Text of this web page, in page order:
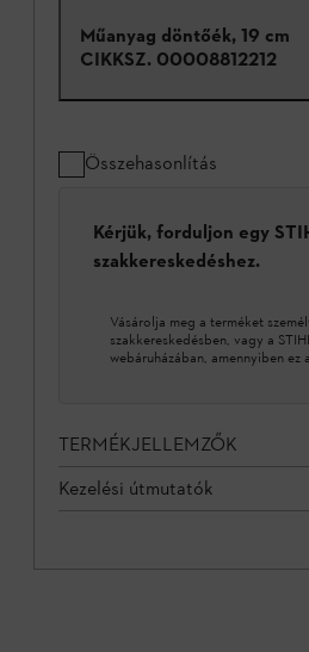
Műanyag döntőék, 19 cm
CIKKSZ. 00008812212
Összehasonlítás
Kérjük, forduljon egy
szakkereskedéshez.
Vásárolja meg a terméket
szakkereskedésben, vagy a
webáruházában, amennyiben ez
TERMÉKJELLEMZŐK
Kezelési útmutatók